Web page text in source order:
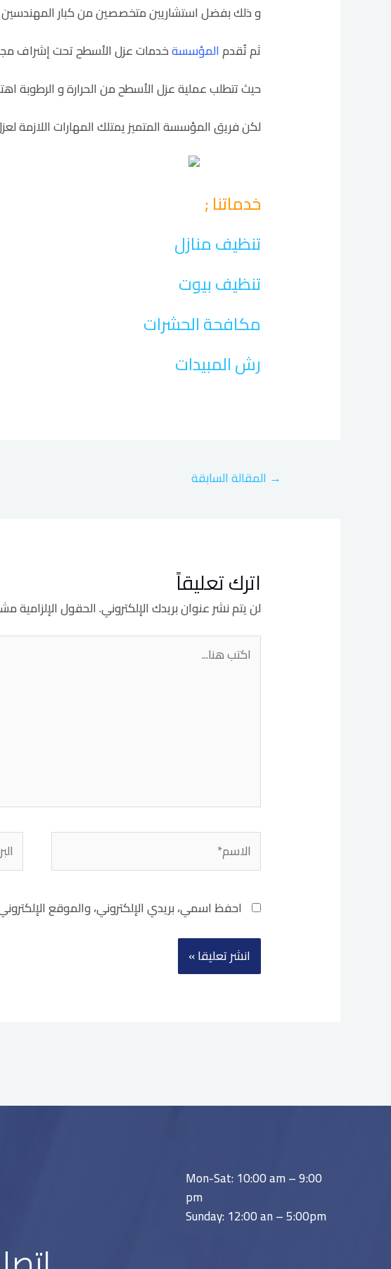
و ذلك بفضل استشاريين متخصصين من كبار المهندسين
ثم تُقدمالمؤسسةخدمات عزل الأسطح تحت إشراف
حيث تتطلب عملية عزل الأسطح من الحرارة و الرطوبة
لكن فريق المؤسسة المتميز يمتلك المهارات
خدماتنا ;
تنظيف منازل
تنظيف بيوت
مكافحة الحشرات
رش المبيدات
→ المقالة السابقة
اترك تعليقاً
لن يتم نشر عنوان بريدك الإلكتروني.الحقول الإلزامية
اكتب
هنا...
احفظ اسمي، بريدي الإلكتروني، والموقع
Mon-Sat: 10:00 am – 9:00
pm
Sunday: 12:00 an – 5:00pm